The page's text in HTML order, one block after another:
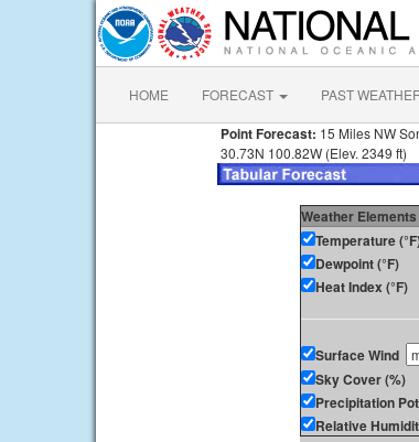
HOME FORECAST PAST
Point Forecast: 15 Miles NW
30.73N 100.82W (Elev. 2349 ft)
Weather Elements
Temperature
Dewpoint (°F)
Heat Index (°F)
Surface Wind
Sky Cover (%)
Precipitation
Relative